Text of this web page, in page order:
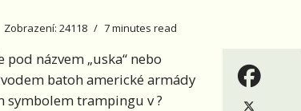
Zobrazení: 24118 7 minutes read
názvem „uska“ nebo
batoh americké armády
symbolem trampingu v ?